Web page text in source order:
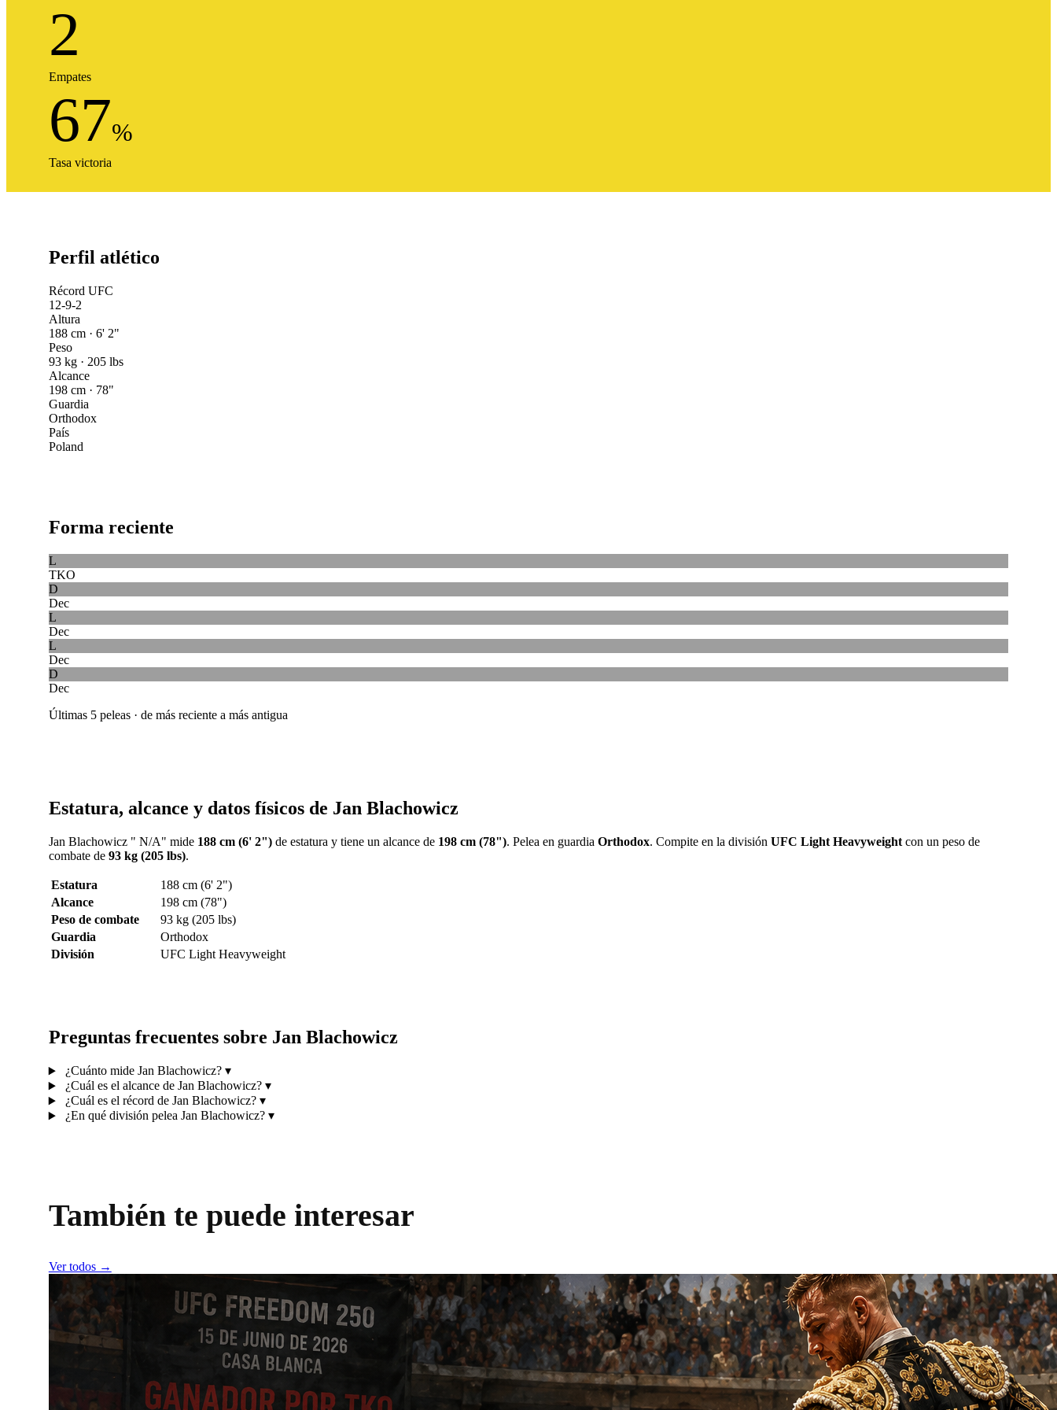
2
Empates
67%
Tasa victoria
Perfil atlético
Récord UFC
12-9-2
Altura
188 cm · 6' 2"
Peso
93 kg · 205 lbs
Alcance
198 cm · 78"
Guardia
Orthodox
País
Poland
Forma reciente
L
TKO
D
Dec
L
Dec
L
Dec
D
Dec
Últimas 5 peleas · de más reciente a más antigua
Estatura, alcance y datos físicos de Jan Blachowicz
Jan Blachowicz " N/A" mide 188 cm (6' 2")de estatura y tiene un alcance de 198 cm (78"). Pelea en guardia Orthodox. Compite en la división UFC Light Heavyweightcon un peso de
combate de 93 kg (205 lbs).
Estatura
188 cm (6' 2")
Alcance
198 cm (78")
Peso de combate
93 kg (205 lbs)
Guardia
Orthodox
División
UFC Light Heavyweight
Preguntas frecuentes sobre Jan Blachowicz
¿Cuánto mide Jan Blachowicz? ▾
¿Cuál es el alcance de Jan Blachowicz? ▾
¿Cuál es el récord de Jan Blachowicz? ▾
¿En qué división pelea Jan Blachowicz? ▾
También te puede interesar
Ver todos →